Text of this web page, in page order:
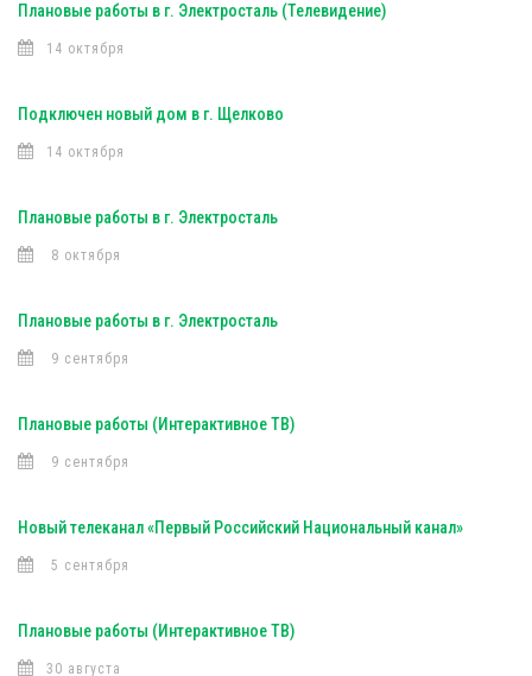
Плановые работы в г. Электросталь (Телевидение)
14 октября
Подключен новый дом в г. Щелково
14 октября
Плановые работы в г. Электросталь
8 октября
Плановые работы в г. Электросталь
9 сентября
Плановые работы (Интерактивное ТВ)
9 сентября
Новый телеканал «Первый Российский Национальный канал»
5 сентября
Плановые работы (Интерактивное ТВ)
30 августа